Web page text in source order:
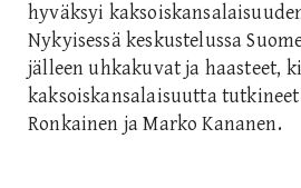
hyväksyi
Nykyisessä keskustelussa
jälleen uhkakuvat ja haasteet,
kaksoiskansalaisuutta tutkineet
Ronkainen ja Marko Kananen.